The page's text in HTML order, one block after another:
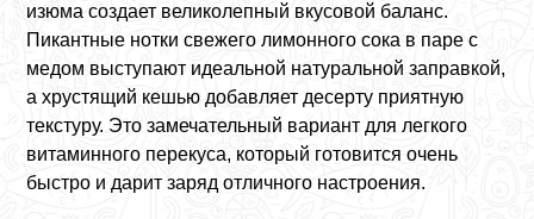
изюма создает великолепный вкусовой баланс.
Пикантные нотки свежего лимонного сока в паре с
медом выступают идеальной натуральной заправкой,
а хрустящий кешью добавляет десерту приятную
текстуру. Это замечательный вариант для легкого
витаминного перекуса, который готовится очень
быстро и дарит заряд отличного настроения.